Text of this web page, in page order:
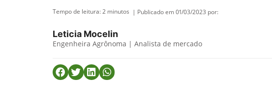
Tempo de leitura:2 minutos | Publicado em 01/03/2023 por:
Leticia Mocelin
Engenheira Agrônoma | Analista de mercado